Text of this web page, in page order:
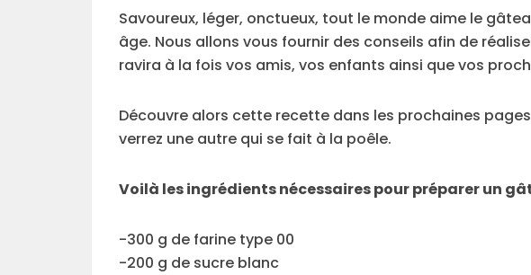
Savoureux, léger, onctueux, tout le monde aime le
âge. Nous allons vous fournir des conseils afin de
ravira à la fois vos amis, vos enfants ainsi que vos
Découvre alors cette recette dans les prochaines
verrez une autre qui se fait à la poêle.
Voilà les ingrédients nécessaires pour préparer un
-300 g de farine type 00
-200 g de sucre blanc